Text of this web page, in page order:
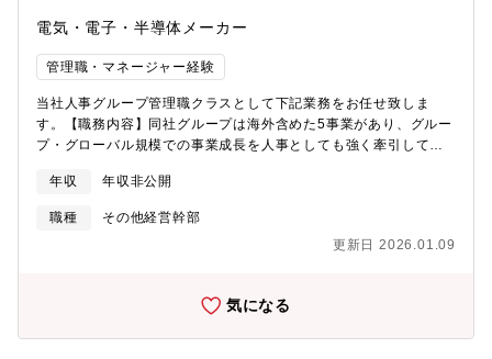
電気・電子・半導体メーカー
管理職・マネージャー経験
当社人事グループ管理職クラスとして下記業務をお任せ致しま
す。【職務内容】同社グループは海外含めた5事業があり、グルー
プ・グローバル規模での事業成長を人事としても強く牽引してい
のの、今回ご入社頂く方には、それら人事機能とグローバルに連
携すると同時に、各ビジネスユニットの役員や部門長と密にコミ
ュニケーションをとり、各ビジネスユニットの事業拡大に伴うHR
施策を実現していくにあたり、グローバル本社として必要な施策
ものも多くあります。＜是迄行ってきたことは以下の通りです
年収 年収非公開
職種
その他経営幹部
更新日 2026.01.09
気になる